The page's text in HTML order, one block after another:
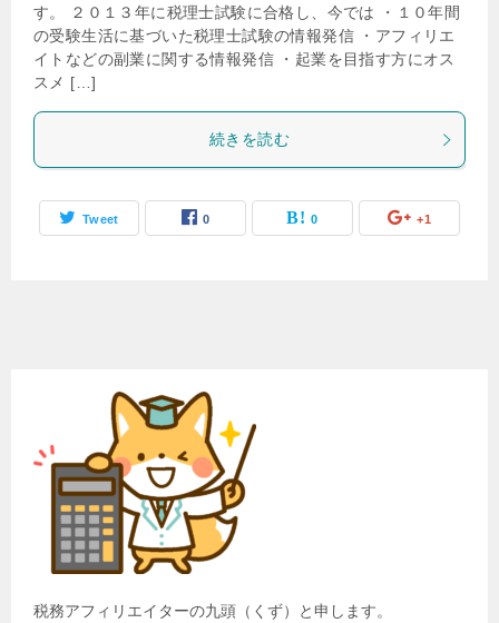
す。 ２０１３年に税理士試験に合格し、今では ・１０年間
の受験生活に基づいた税理士試験の情報発信 ・アフィリエ
イトなどの副業に関する情報発信 ・起業を目指す方にオス
スメ […]
続きを読む
Tweet 0 0 +1
税務アフィリエイターの九頭（くず）と申します。